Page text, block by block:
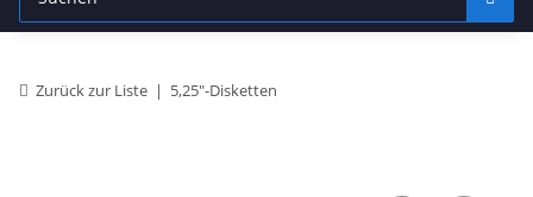
Zurück zur Liste 5,25"-Disketten